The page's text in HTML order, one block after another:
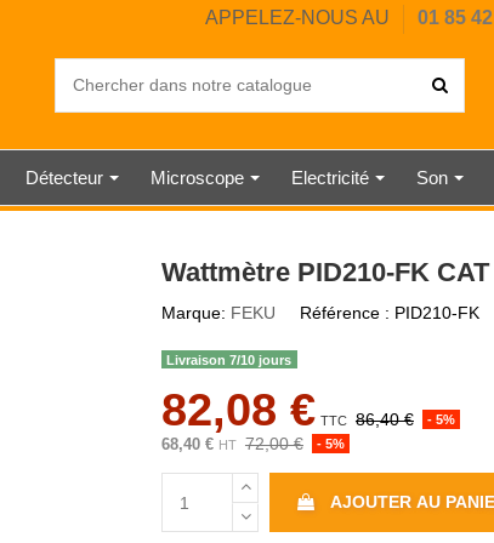
APPELEZ-NOUS AU 01 85
Détecteur Microscope Electricité Son
Wattmètre PID210-FK
Marque: FEKU Référence : PID210-FK
Livraison 7/10 jours
82,08 € TTC 86,40 € - 5%
68,40 € HT 72,00 € - 5%
AJOUTER AU